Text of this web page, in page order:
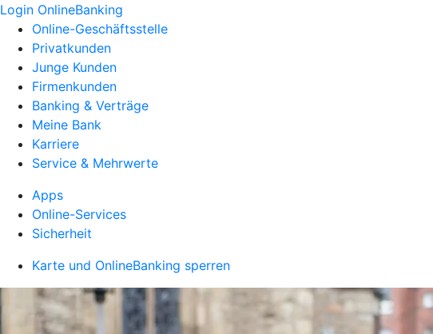
Login OnlineBanking
Online-Geschäftsstelle
Privatkunden
Junge Kunden
Firmenkunden
Banking & Verträge
Meine Bank
Karriere
Service & Mehrwerte
Apps
Online-Services
Sicherheit
Karte und OnlineBanking sperren